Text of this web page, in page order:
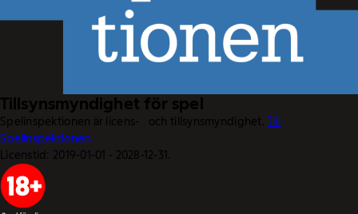
Tillsynsmyndighet för spel
Spelinspektionen är licens- och tillsynsmyndighet.Till
Spelinspektionen.
Licenstid: 2019-01-01 - 2028-12-31.